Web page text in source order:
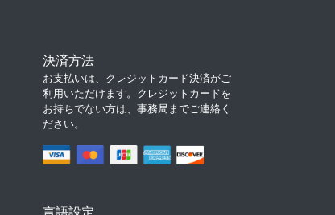
決済方法
お支払いは、クレジットカード決済がご
利用いただけます。クレジットカードを
お持ちでない方は、事務局までご連絡く
ださい。
言語設定